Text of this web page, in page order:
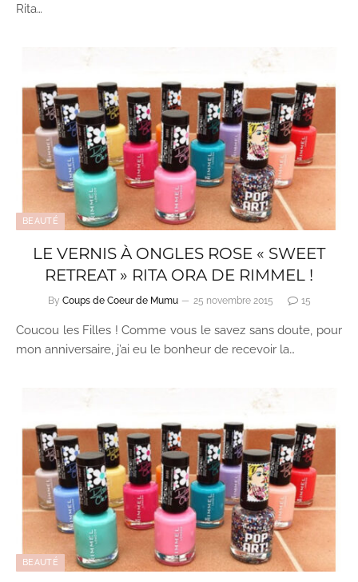
Rita…
BEAUTÉ
LE VERNIS À ONGLES ROSE « SWEET
RETREAT » RITA ORA DE RIMMEL !
By Coups de Coeur de Mumu 25 novembre 2015 15
Coucou les Filles ! Comme vous le savez sans doute, pour
mon anniversaire, j’ai eu le bonheur de recevoir la…
BEAUTÉ